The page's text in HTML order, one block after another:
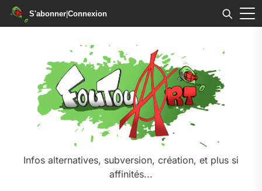
S'abonner|Connexion
Infos alternatives, subversion, création, et plus si
affinités...